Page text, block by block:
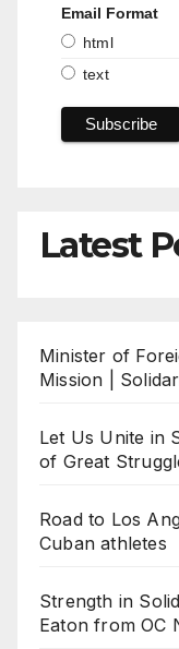
Email Format
html
text
Latest
Minister of
Mission |
Let Us Unite in
of Great
Road to Los
Cuban athletes
Strength in
Eaton from OC